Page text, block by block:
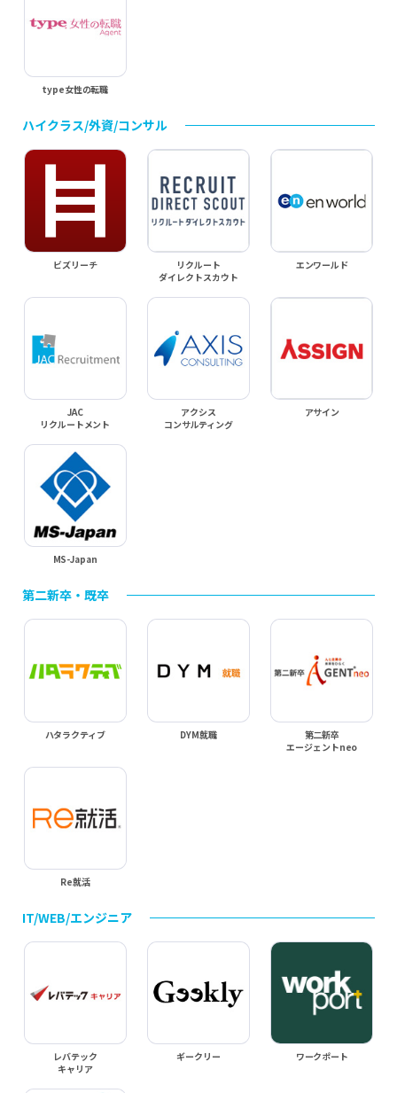
type女性の転職
ハイクラス/外資/コンサル
ビズリーチ
リクルート
ダイレクトスカウト
エンワールド
JAC
リクルートメント
アクシス
コンサルティング
アサイン
MS-Japan
第二新卒・既卒
ハタラクティブ DYM就職
第二新卒
エージェントneo
Re就活
IT/WEB/エンジニア
レバテック
キャリア
ギークリー ワークポート